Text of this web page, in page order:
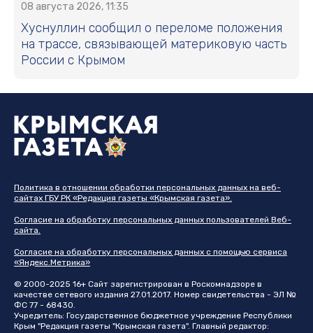
08 августа 2026, 11:35
Хуснуллин сообщил о переломе положения
на трассе, связывающей материковую часть
России с Крымом
Политика в отношении обработки персональных данных на веб-
сайтах ГБУ РК «Редакция газеты «Крымская газета».
Согласие на обработку персональных данных пользователей Веб-
сайта.
Согласие на обработку персональных данных с помощью сервиса
«Яндекс.Метрика»
© 2000-2025 16+ Сайт зарегистрирован в Роскомнадзоре в
качестве сетевого издания 27.01.2017. Номер свидетельства - ЭЛ №
ФС 77 - 68430.
Учредитель: Государственное бюджетное учреждение Республики
Крым "Редакция газеты "Крымская газета". Главный редактор: